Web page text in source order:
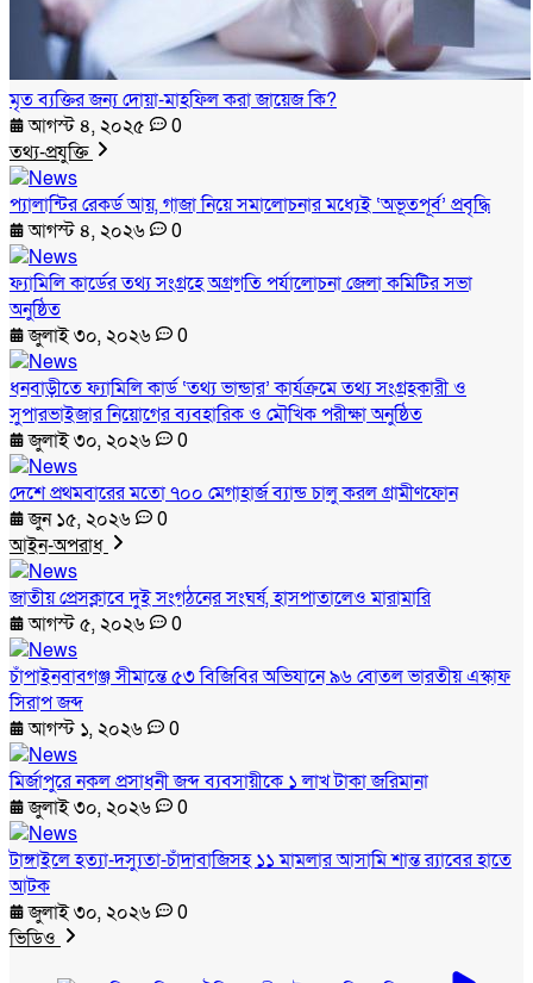
মৃত ব্যক্তির জন্য দোয়া-মাহফিল করা জায়েজ কি?
আগস্ট ৪, ২০২৫
0
তথ্য-প্রযুক্তি
প্যালান্টির রেকর্ড আয়, গাজা নিয়ে সমালোচনার মধ্যেই ‘অভূতপূর্ব’ প্রবৃদ্ধি
আগস্ট ৪, ২০২৬
0
ফ্যামিলি কার্ডের তথ্য সংগ্রহে অগ্রগতি পর্যালোচনা জেলা কমিটির সভা
অনুষ্ঠিত
জুলাই ৩০, ২০২৬
0
ধনবাড়ীতে ফ্যামিলি কার্ড ‘তথ্য ভান্ডার’ কার্যক্রমে তথ্য সংগ্রহকারী ও
সুপারভাইজার নিয়োগের ব্যবহারিক ও মৌখিক পরীক্ষা অনুষ্ঠিত
জুলাই ৩০, ২০২৬
0
দেশে প্রথমবারের মতো ৭০০ মেগাহার্জ ব্যান্ড চালু করল গ্রামীণফোন
জুন ১৫, ২০২৬
0
আইন-অপরাধ
জাতীয় প্রেসক্লাবে দুই সংগঠনের সংঘর্ষ, হাসপাতালেও মারামারি
আগস্ট ৫, ২০২৬
0
চাঁপাইনবাবগঞ্জ সীমান্তে ৫৩ বিজিবির অভিযানে ৯৬ বোতল ভারতীয় এস্কাফ
সিরাপ জব্দ
আগস্ট ১, ২০২৬
0
মির্জাপুরে নকল প্রসাধনী জব্দ ব্যবসায়ীকে ১ লাখ টাকা জরিমানা
জুলাই ৩০, ২০২৬
0
টাঙ্গাইলে হত্যা-দস্যুতা-চাঁদাবাজিসহ ১১ মামলার আসামি শান্ত র‍্যাবের হাতে
আটক
জুলাই ৩০, ২০২৬
0
ভিডিও